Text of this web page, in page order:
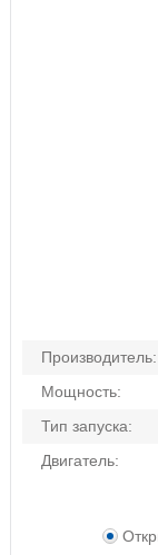
Производитель:
Мощность:
Тип запуска:
Двигатель: